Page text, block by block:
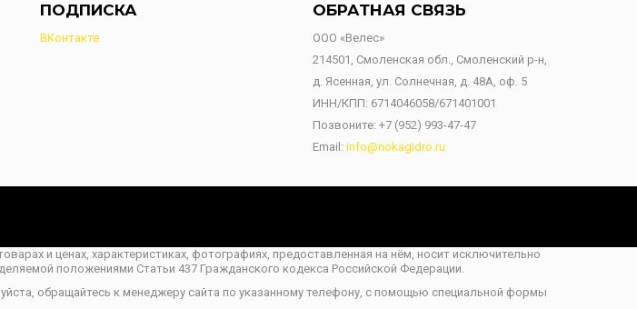
ПОДПИСКА
ВКонтакте
ОБРАТНАЯ СВЯЗЬ
ООО «Велес»
214501, Смоленская обл., Смоленский р-н,
д. Ясенная, ул. Солнечная, д. 48А, оф. 5
ИНН/КПП: 6714046058/671401001
Позвоните: +7 (952) 993-47-47
Email: info@nokagidro.ru
и ценах, характеристиках, фотографиях, предоставленная на нём, носит исключительно
положениями Статьи 437 Гражданского кодекса Российской Федерации.
обращайтесь к менеджеру сайта по указанному телефону, с помощью специальной формы